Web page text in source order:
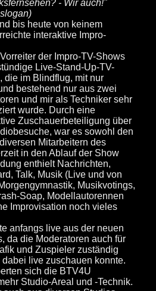
- Wir auch!"
bis heute von keinem
interaktive Impro-
der Impro-TV-Shows
Live-Stand-Up-TV-
die im Blindflug, mit nur
bestehend nur aus zwei
und mir als Techniker sehr
wurde. Durch eine
Zuschauerbeteiligung über
war es sowohl den
Mitarbeitern des
in den Ablauf der Show
enthielt Nachrichten,
Talk, Musik (Live und von
Musikvotings,
Soap, Modellautorennen
Improvisation noch vieles
anfangs live aus der neuen
da die Moderatoren auch für
und Zuspieler zuständig
live zuschauen konnte.
sich die BTV4U
Studio-Areal und -Technik.